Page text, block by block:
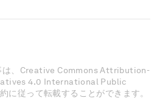
は、Creative Commons Attribution-
4.0 International Public
に従って転載することができます。